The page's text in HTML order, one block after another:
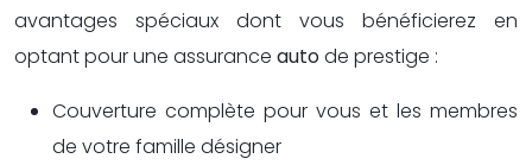
avantages spéciaux dont vous bénéficierez en
optant pour une assurance autode prestige :
Couverture complète pour vous et les membres
de votre famille désigner